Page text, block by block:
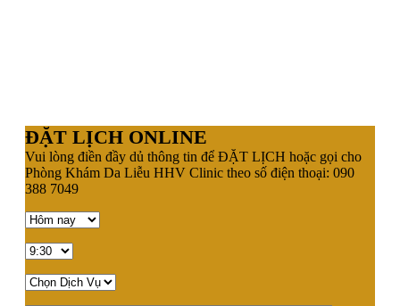
ĐẶT LỊCH ONLINE
Vui lòng điền đầy dủ thông tin để ĐẶT LỊCH hoặc gọi cho
Phòng Khám Da Liễu HHV Clinic theo số điện thoại: 090
388 7049